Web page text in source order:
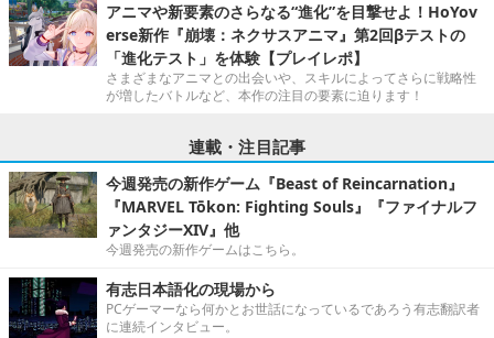
アニマや新要素のさらなる“進化”を目撃せよ！HoYov
erse新作『崩壊：ネクサスアニマ』第2回βテストの
「進化テスト」を体験【プレイレポ】
さまざまなアニマとの出会いや、スキルによってさらに戦略性
が増したバトルなど、本作の注目の要素に迫ります！
連載・注目記事
今週発売の新作ゲーム『Beast of Reincarnation』
『MARVEL Tōkon: Fighting Souls』『ファイナルフ
ァンタジーXIV』他
今週発売の新作ゲームはこちら。
有志日本語化の現場から
PCゲーマーなら何かとお世話になっているであろう有志翻訳者
に連続インタビュー。